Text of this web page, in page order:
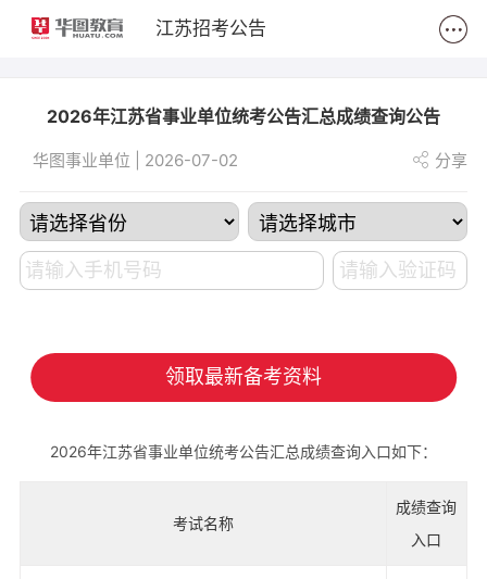
江苏招考公告
2026年江苏省事业单位统考公告汇总成绩查询公告
华图事业单位 | 2026-07-02 分享
领取最新备考资料
2026年江苏省事业单位统考公告汇总成绩查询入口如下：
考试名称
成绩查询
入口